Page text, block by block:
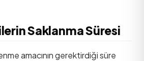
Saklanma Süresi
amacının gerektirdiği süre